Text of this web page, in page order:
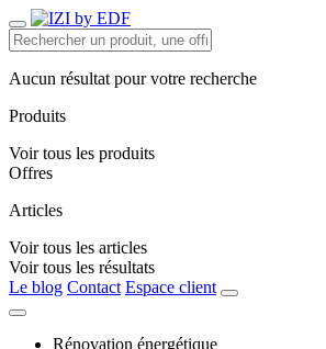
Aucun résultat pour votre recherche
Produits
Voir tous les produits
Offres
Articles
Voir tous les articles
Voir tous les résultats
Le blog Contact Espace client
Rénovation énergétique